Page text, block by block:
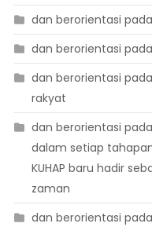
dan berorientasi
dan berorientasi
dan berorientasi
rakyat
dan berorientasi
dalam setiap
KUHAP baru hadir
zaman
dan berorientasi